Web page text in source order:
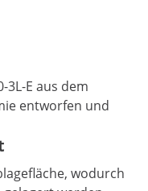
E aus dem
entworfen und
wodurch